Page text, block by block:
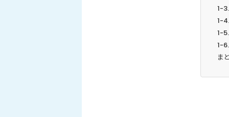
1-
1-
1-
1-
ま